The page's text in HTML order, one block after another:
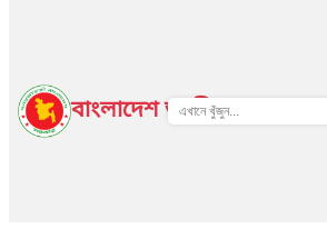
বাংলাদেশ জাতীয় তথ্য বাতায়ন